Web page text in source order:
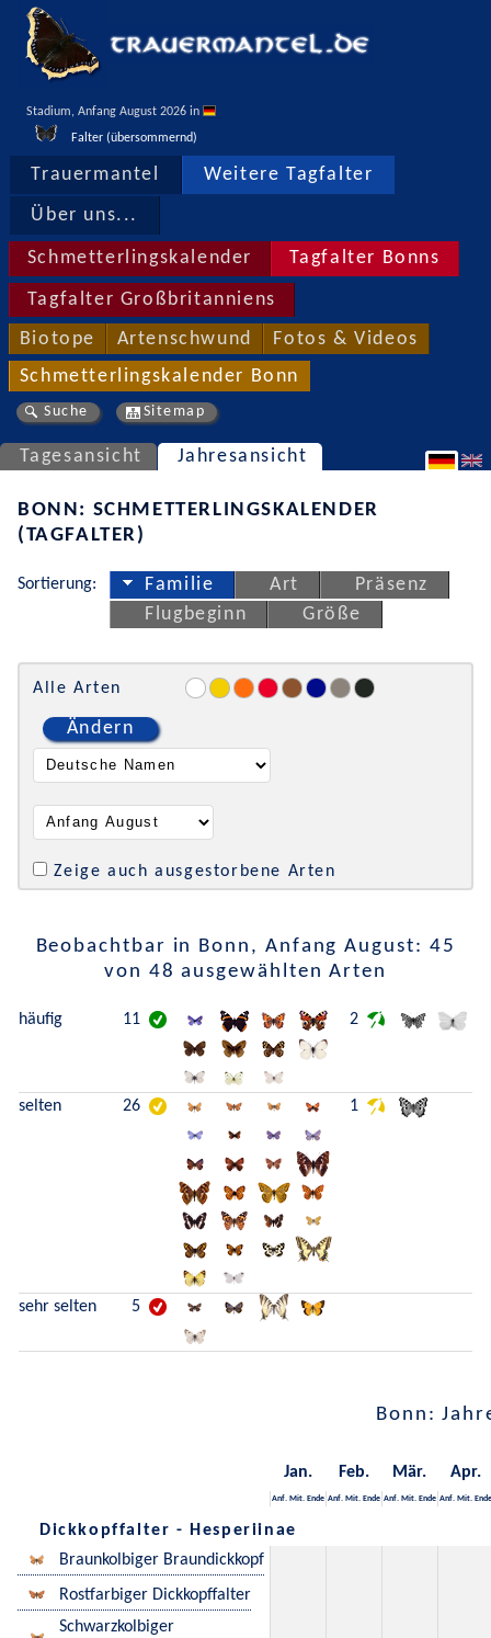
Stadium, Anfang August 2026 in
Falter (übersommernd)
Trauermantel Weitere Tagfalter
Über uns...
Schmetterlingskalender Tagfalter Bonns
Tagfalter Großbritanniens
Biotope Artenschwund Fotos & Videos
Schmetterlingskalender Bonn
Suche Sitemap
Tagesansicht Jahresansicht
BONN: SCHMETTERLINGSKALENDER
(TAGFALTER)
Sortierung: Familie Art
Präsenz
Flugbeginn
Größe
Alle Arten
Ändern
Zeige auch ausgestorbene Arten
Beobachtbar in Bonn, Anfang August: 45
von 48 ausgewählten Arten
häufig 11 2
selten 26 1
sehr selten 5
Bonn:
Jan. Feb. Mär. Apr.
Anf. Mit. Ende Anf. Mit. Ende Anf. Mit. Ende Anf. Mit. Ende
Dickkopffalter - Hesperiinae
Braunkolbiger Braundickkopf
Rostfarbiger Dickkopffalter
Schwarzkolbiger